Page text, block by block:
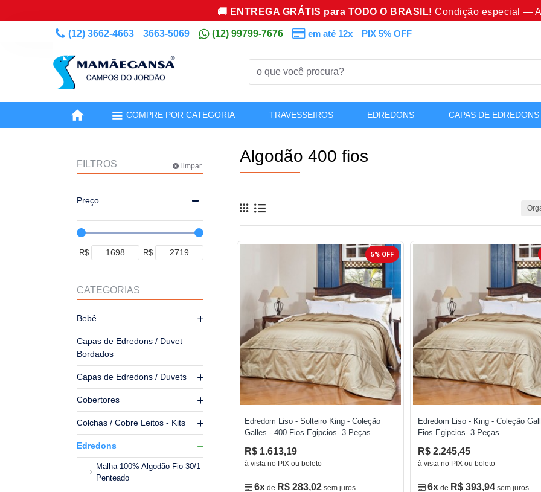
🚚 ENTREGA GRÁTIS para TODO O BRASIL!Condição especial —
(12) 3662-4663 3663-5069 (12) 99799-7676 em até 12x PIX 5% OFF
COMPRE POR CATEGORIA TRAVESSEIROS EDREDONS CAPAS DE EDREDONS
FILTROS limpar
Preço
R$ R$
CATEGORIAS
Bebê
Capas de Edredons / Duvet
Bordados
Capas de Edredons / Duvets
Cobertores
Colchas / Cobre Leitos - Kits
Edredons
Malha 100% Algodão Fio 30/1
Penteado
Algodão 400 fios
5% OFF
Edredom Liso - Solteiro King - Coleção
Galles - 400 Fios Egipcios- 3 Peças
R$ 1.613,19
à vista no PIX ou boleto
6x de R$ 283,02 sem juros
Edredom Liso - King - Coleção
Fios Egipcios- 3 Peças
R$ 2.245,45
à vista no PIX ou boleto
6xde R$ 393,94sem juros